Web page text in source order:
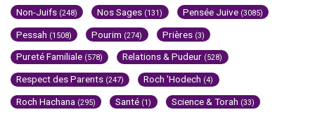
Non-Juifs (248) Nos Sages (131) Pensée Juive (3085)
Pessah (1508) Pourim (274) Prières (3)
Pureté Familiale (578) Relations & Pudeur (528)
Respect des Parents (247) Roch 'Hodech (4)
Roch Hachana (295) Santé (1) Science & Torah (33)